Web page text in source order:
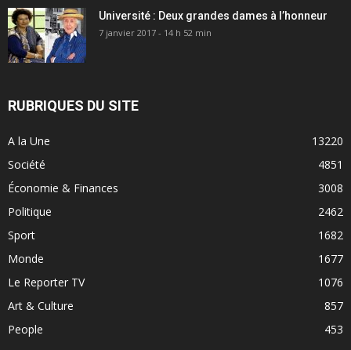
Université : Deux grandes dames à l’honneur
7 janvier 2017 - 14 h 52 min
RUBRIQUES DU SITE
A la Une
13220
Société
4851
Économie & Finances
3008
Politique
2462
Sport
1682
Monde
1677
Le Reporter TV
1076
Art & Culture
857
People
453